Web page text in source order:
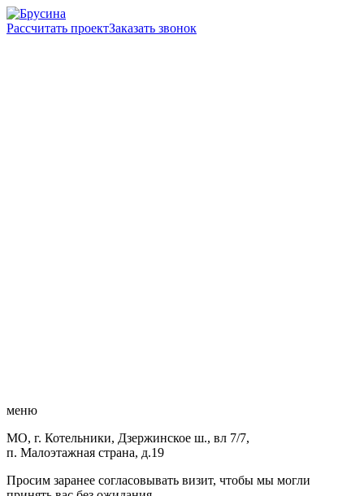
Рассчитать проектЗаказать звонок
меню
МО, г. Котельники, Дзержинское ш., вл 7/7,
п. Малоэтажная страна, д.19
Просим заранее согласовывать визит, чтобы мы могли